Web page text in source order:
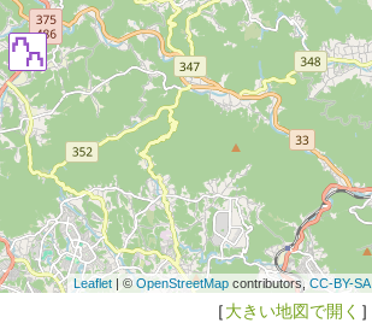
Leaflet| © OpenStreetMapcontributors, CC-BY-SA
［大きい地図で開く ］